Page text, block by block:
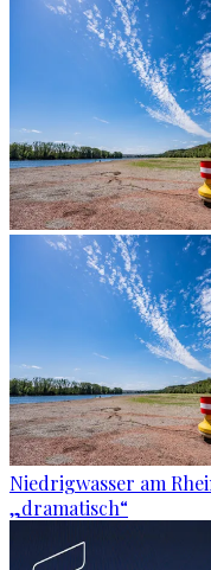
Niedrigwasser am
„dramatisch“